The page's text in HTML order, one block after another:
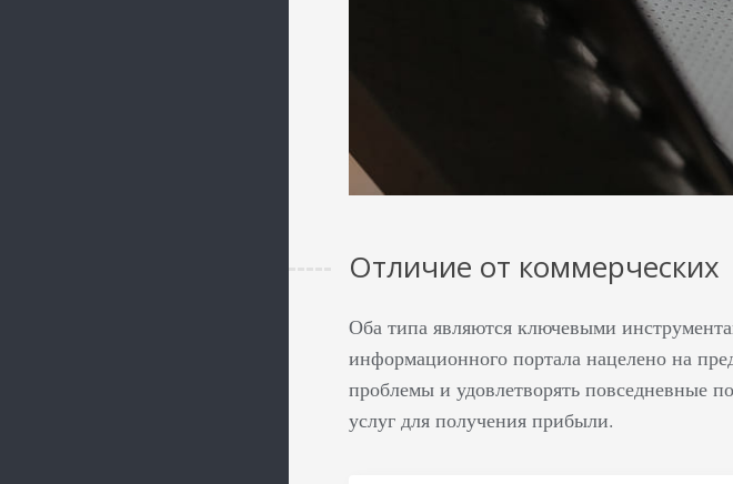
Отличие от коммерческих
Оба типа являются ключевыми
информационного портала нацелено на
проблемы и удовлетворять повседневные
услуг для получения прибыли.